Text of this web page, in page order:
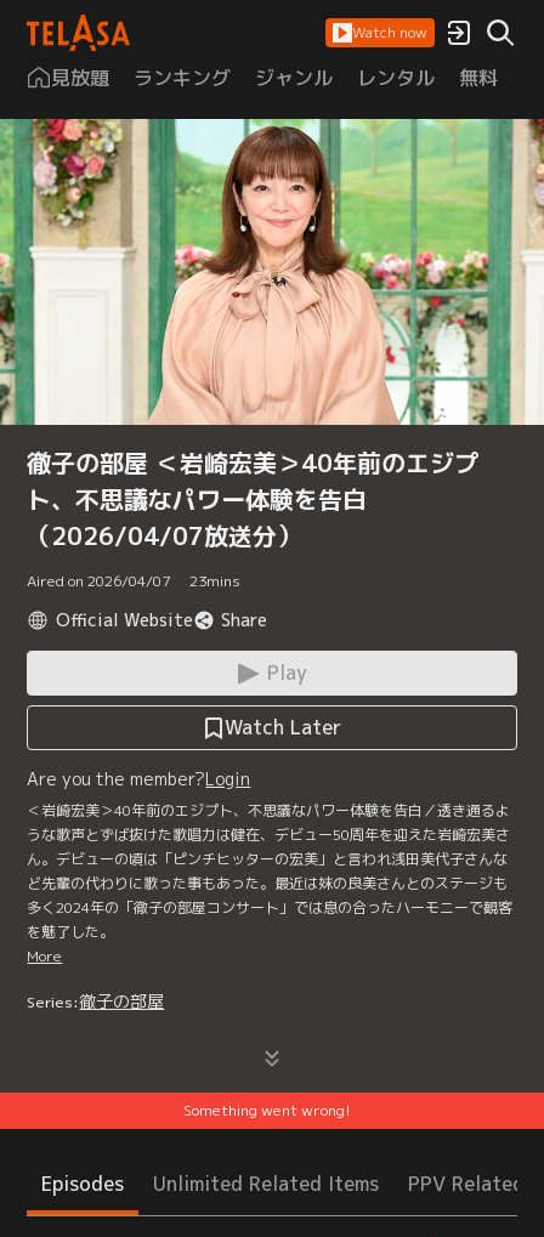
Watch now
見放題 ランキング ジャンル レンタル 無料
徹子の部屋 ＜岩崎宏美＞40年前のエジプ
ト、不思議なパワー体験を告白
（2026/04/07放送分）
Aired on 2026/04/07 23mins
Official Website Share
Play
Watch Later
Are you the member?Login
＜岩崎宏美＞40年前のエジプト、不思議なパワー体験を告白／透き通るよ
うな歌声とずば抜けた歌唱力は健在、デビュー50周年を迎えた岩崎宏美さ
ん。デビューの頃は「ピンチヒッターの宏美」と言われ浅田美代子さんな
ど先輩の代わりに歌った事もあった。最近は妹の良美さんとのステージも
多く2024年の「徹子の部屋コンサート」では息の合ったハーモニーで観客
を魅了した。
More
Series:徹子の部屋
Something went wrong!
Episodes Unlimited Related Items PPV Related